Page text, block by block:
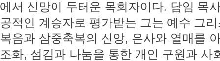
에서 신망이 두터운 목회자이다. 담임 목
공적인 계승자로 평가받는 그는 예수 그
복음과 삼중축복의 신앙, 은사와 열매를
조화, 섬김과 나눔을 통한 개인 구원과 사